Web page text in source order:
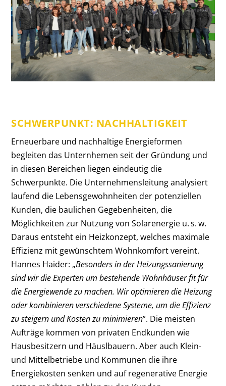
SCHWERPUNKT: NACHHALTIGKEIT
Erneuerbare und nachhaltige Energieformen
begleiten das Unternhemen seit der Gründung und
in diesen Bereichen liegen eindeutig die
Schwerpunkte. Die Unternehmensleitung analysiert
laufend die Lebensgewohnheiten der potenziellen
Kunden, die baulichen Gegebenheiten, die
Möglichkeiten zur Nutzung von Solarenergie u. s. w.
Daraus entsteht ein Heizkonzept, welches maximale
Effizienz mit gewünschtem Wohnkomfort vereint.
Hannes Haider: „Besonders in der Heizungssanierung
sind wir die Experten um bestehende Wohnhäuser fit für
die Energiewende zu machen. Wir optimieren die Heizung
oder kombinieren verschiedene Systeme, um die Effizienz
zu steigern und Kosten zu minimieren”. Die meisten
Aufträge kommen von privaten Endkunden wie
Hausbesitzern und Häuslbauern. Aber auch Klein-
und Mittelbetriebe und Kommunen die ihre
Energiekosten senken und auf regenerative Energie